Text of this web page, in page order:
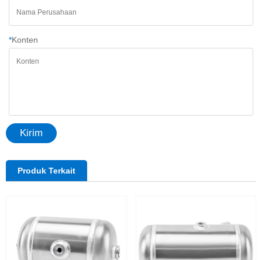
*Konten
Kirim
Produk Terkait